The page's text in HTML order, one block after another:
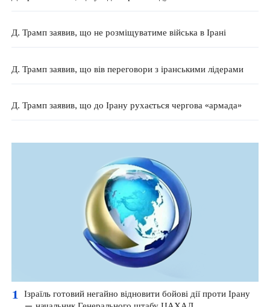
Д. Трамп заявив, що не розміщуватиме війська в Ірані
Д. Трамп заявив, що вів переговори з іранськими лідерами
Д. Трамп заявив, що до Ірану рухається чергова «армада»
1
Ізраїль готовий негайно відновити бойові дії проти Ірану